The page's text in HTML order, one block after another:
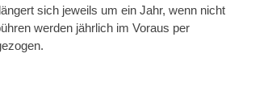
sich jeweils um ein Jahr, wenn nicht
werden jährlich im Voraus per